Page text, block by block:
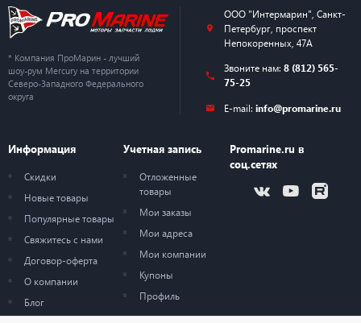
* Компания ПроМарин - лучший
шоу-рум Mercury на территории
Северо-Западного Федерального
округа
ООО "Интермарин" Санкт-
Петербург, проспект
Непокоренных, 47А
Звоните нам: 8 (812) 565-
75-25
E-mail: info@promarine.ru
Информация
Скидки
Новые товары
Популярные товары
Свяжитесь с нами
Договор-оферта
О компании
Блог
Учетная запись
Отложенные
товары
Мои заказы
Мои адреса
Мои компании
Купоны
Профиль
Promarine.ru в
соц.сетях